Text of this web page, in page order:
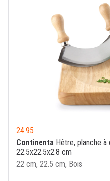
24.95
Continenta Hêtre, planche
22.5x22.5x2.8 cm
22 cm, 22.5 cm, Bois